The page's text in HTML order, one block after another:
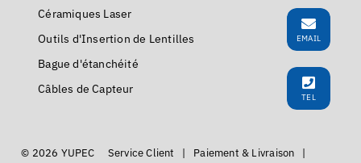
Céramiques Laser
Outils d'Insertion de Lentilles
Bague d'étanchéité
Câbles de Capteur
© 2026 YUPEC Service Client Paiement & Livraison
EMAIL
TEL